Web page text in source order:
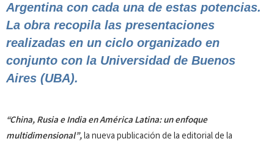
Argentina con cada una de estas potencias.
La obra recopila las presentaciones
realizadas en un ciclo organizado en
conjunto con la Universidad de Buenos
Aires (UBA).
“China, Rusia e India en América Latina: un enfoque
multidimensional”,la nueva publicación de la editorial de la